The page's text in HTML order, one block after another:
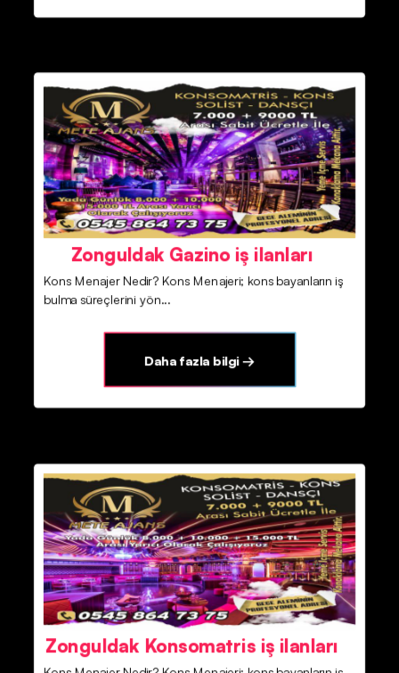
Zonguldak Gazino iş ilanları
Kons Menajer Nedir? Kons Menajeri; kons bayanların iş
bulma süreçlerini yön...
Daha fazla bilgi →
Zonguldak Konsomatris iş ilanları